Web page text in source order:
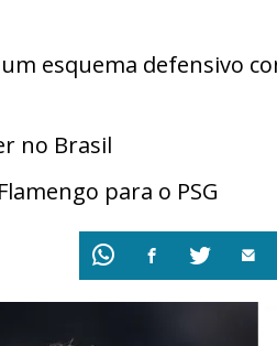
esquema defensivo
no Brasil
para o PSG